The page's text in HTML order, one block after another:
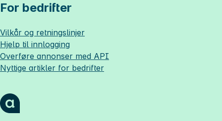
For bedrifter
Vilkår og retningslinjer
Hjelp til innlogging
Overføre annonser med API
Nyttige artikler for bedrifter